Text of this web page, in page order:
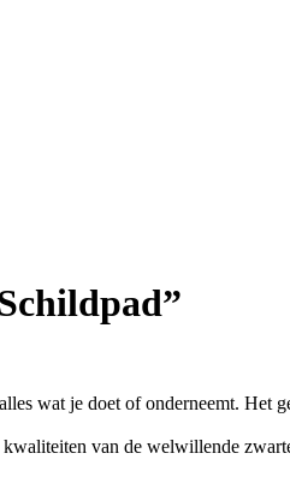
wat je doet of onderneemt. Het
van de welwillende